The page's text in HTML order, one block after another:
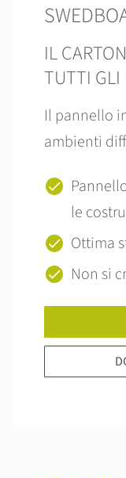
IL
TUTTI GLI
Il pannello
ambienti
le
Ottima
Non si